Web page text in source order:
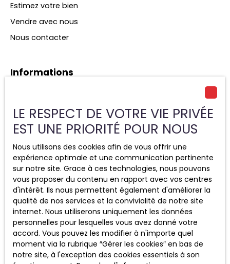
Estimez votre bien
Vendre avec nous
Nous contacter
Informations
Mentions légales
Politique de confidentialité
Gérer les cookies
Propulsé par
+33 2 48 71 83 83
LE RESPECT DE VOTRE VIE PRIVÉE
EST UNE PRIORITÉ POUR NOUS
Nous utilisons des cookies afin de vous offrir une
expérience optimale et une communication pertinente
sur notre site. Grace à ces technologies, nous pouvons
vous proposer du contenu en rapport avec vos centres
d'intérêt. Ils nous permettent également d'améliorer la
qualité de nos services et la convivialité de notre site
internet. Nous utiliserons uniquement les données
personnelles pour lesquelles vous avez donné votre
accord. Vous pouvez les modifier à n'importe quel
moment via la rubrique ″Gérer les cookies″ en bas de
notre site, à l'exception des cookies essentiels à son